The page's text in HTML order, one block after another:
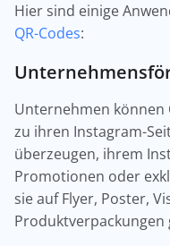
Hier sind einige
QR-Codes:
Unternehmen können
zu ihren Instagram-
überzeugen, ihrem
Promotionen oder
sie auf Flyer, Poster,
Produktverpackungen